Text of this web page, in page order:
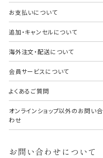
お支払いについて
追加・キャンセルについて
海外注文・配送について
会員サービスについて
よくあるご質問
オンラインショップ以外のお問い合
わせ
お問い合わせについて